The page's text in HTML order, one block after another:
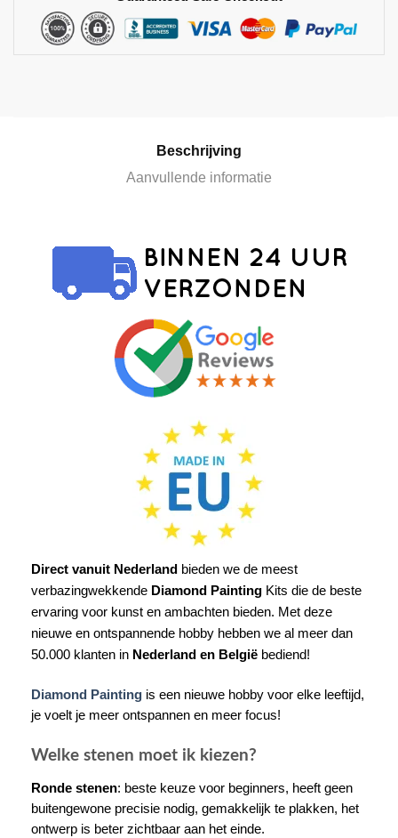
Beschrijving
Aanvullende informatie
Direct vanuit Nederland bieden we de meest
verbazingwekkende Diamond Painting Kits die de beste
ervaring voor kunst en ambachten bieden. Met deze
nieuwe en ontspannende hobby hebben we al meer dan
50.000 klanten in Nederland en België bediend!
Diamond Painting is een nieuwe hobby voor elke leeftijd,
je voelt je meer ontspannen en meer focus!
Welke stenen moet ik kiezen?
Ronde stenen: beste keuze voor beginners, heeft geen
buitengewone precisie nodig, gemakkelijk te plakken, het
ontwerp is beter zichtbaar aan het einde.